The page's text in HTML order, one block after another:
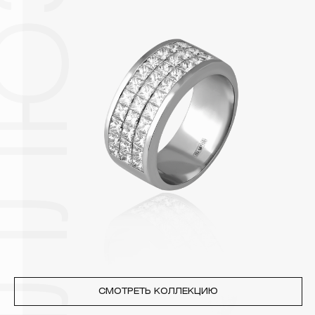
2. Храните ювелирные украшения в футлярах или
специальных мешочках. Так будет меньше шансов
повредить украшение или оставить на нем царапины.
Изделия с бриллиантами необходимо хранить отдельно от
3. Ни в коем случае не храните украшения в ванной комнате.
Особенно беречь от воздействия влаги, необходимо
позолоченные изделия. Также высокую влажность плохо
переносят жемчуг, бирюза, малахит и янтарь.
4. Специалисты обычно рекомендуют чистить украшения не
реже одного раза в месяц, а также регулярно протирать их
СМОТРЕТЬ КОЛЛЕКЦИЮ